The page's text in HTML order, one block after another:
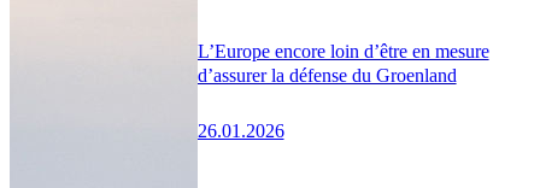
L’Europe encore loin d’être en mesure
d’assurer la défense du Groenland
26.01.2026